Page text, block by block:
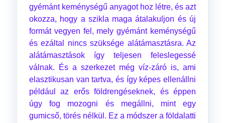
gyémánt keménységű anyagot hoz létre, és azt
okozza, hogy a szikla maga átalakuljon és új
formát vegyen fel, mely gyémánt keménységű
és ezáltal nincs szüksége alátámasztásra. Az
alátámasztások így teljesen feleslegessé
válnak. És a szerkezet még víz-záró is, ami
elasztikusan van tartva, és így képes ellenállni
például az erős földrengéseknek, és éppen
úgy fog mozogni és megállni, mint egy
gumicső, törés nélkül. Ez a módszer a földalatti